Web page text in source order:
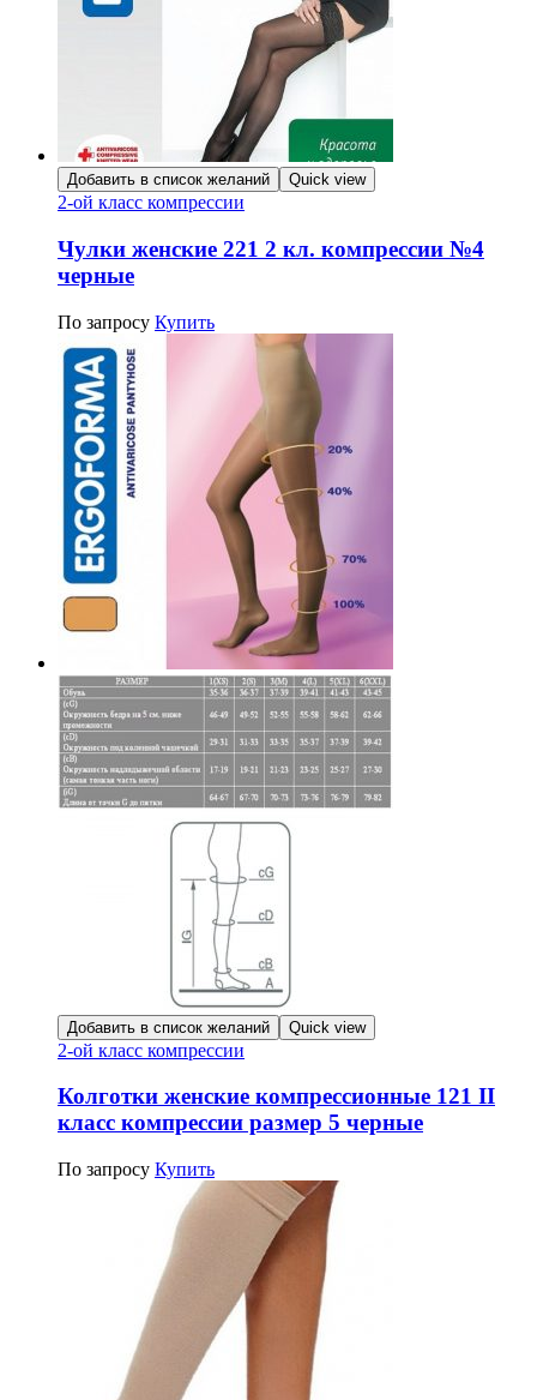
Добавить в список желаний Quick view
2-ой класс компрессии
Чулки женские 221 2 кл. компрессии №4
черные
По запросу Купить
Добавить в список желаний Quick view
2-ой класс компрессии
Колготки женские компрессионные 121 II
класс компрессии размер 5 черные
По запросу Купить